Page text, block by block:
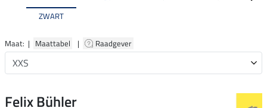
ZWART
Maat: | Maattabel | Raadgever
Felix Bühler